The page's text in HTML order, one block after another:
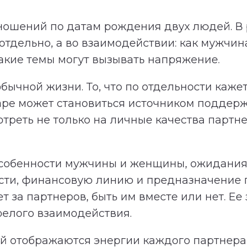
по датам рождения двух людей. В
а во взаимодействии: как
темы могут вызывать напряжение.
жизни. То, что по отдельности
может становиться источником
не только на личные качества
мужчины и женщины,
финансовую линию и предназначение
партнеров, быть им вместе или нет.
взаимодействия.
отображаются энергии каждого